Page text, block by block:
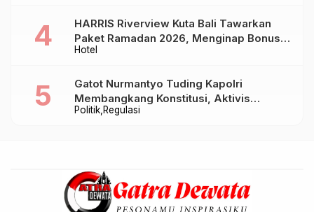
Hotel
HARRIS Riverview Kuta Bali Tawarkan
Paket Ramadan 2026, Menginap Bonus
Takjil hingga Bukber Mulai Rp88.888
Politik Regulasi
Gatot Nurmantyo Tuding Kapolri
Membangkang Konstitusi, Aktivis
Tegaskan Polri Tak Punya Sejarah